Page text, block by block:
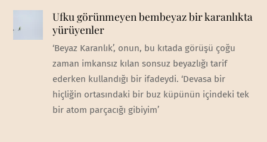
Ufku görünmeyen bembeyaz bir karanlıkta
yürüyenler
‘Beyaz Karanlık’, onun, bu kıtada görüşü çoğu
zaman imkansız kılan sonsuz beyazlığı tarif
ederken kullandığı bir ifadeydi. ‘Devasa bir
hiçliğin ortasındaki bir buz küpünün içindeki tek
bir atom parçacığı gibiyim’